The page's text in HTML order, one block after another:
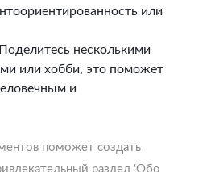
или
Поделитесь несколькими
или хобби, это поможет
и
поможет создать
раздел ‘Обо